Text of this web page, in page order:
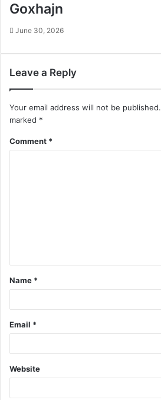
Goxhajn
June 30, 2026
Leave a Reply
Your email address will not be published.
marked *
Comment *
Name *
Email *
Website